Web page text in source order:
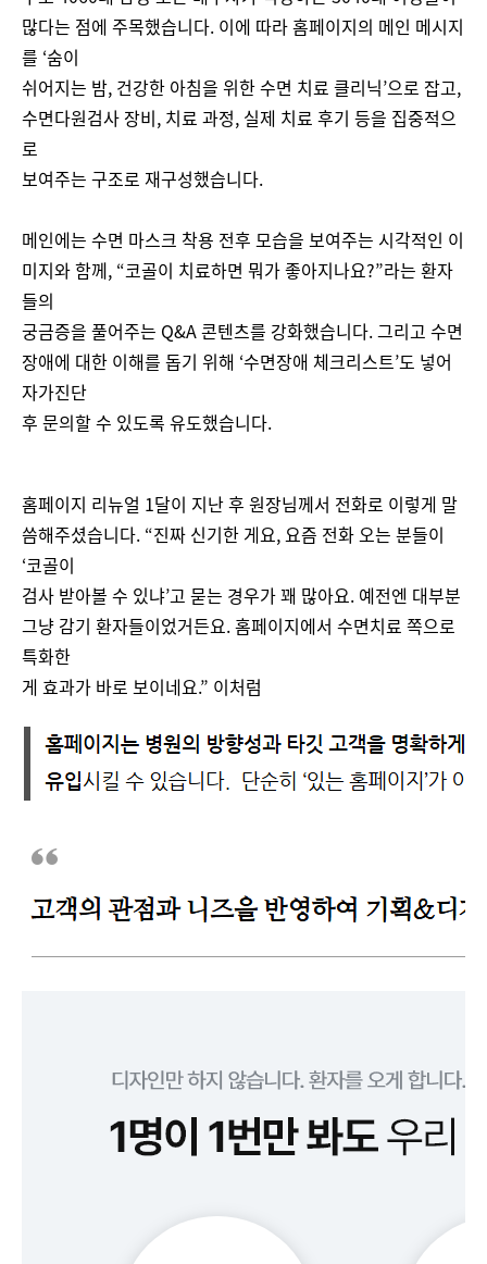
많다는 점에 주목했습니다. 이에 따라 홈페이지의 메인 메시지
를 ‘숨이
쉬어지는 밤, 건강한 아침을 위한 수면 치료 클리닉’으로 잡고,
수면다원검사 장비, 치료 과정, 실제 치료 후기 등을 집중적으
로
보여주는 구조로 재구성했습니다.
메인에는 수면 마스크 착용 전후 모습을 보여주는 시각적인 이
미지와 함께, “코골이 치료하면 뭐가 좋아지나요?”라는 환자
들의
궁금증을 풀어주는 Q&A 콘텐츠를 강화했습니다. 그리고 수면
장애에 대한 이해를 돕기 위해 ‘수면장애 체크리스트’도 넣어
자가진단
후 문의할 수 있도록 유도했습니다.
홈페이지 리뉴얼 1달이 지난 후 원장님께서 전화로 이렇게 말
씀해주셨습니다. “진짜 신기한 게요, 요즘 전화 오는 분들이
‘코골이
검사 받아볼 수 있냐’고 묻는 경우가 꽤 많아요. 예전엔 대부분
그냥 감기 환자들이었거든요. 홈페이지에서 수면치료 쪽으로
특화한
게 효과가 바로 보이네요.” 이처럼